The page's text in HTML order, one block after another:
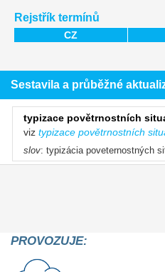
Rejstřík termínů
CZ
Sestavila a průběžné
typizace povětrnostních
viz typizace povětrnostních
slov: typizácia poveternostných
PROVOZUJE: